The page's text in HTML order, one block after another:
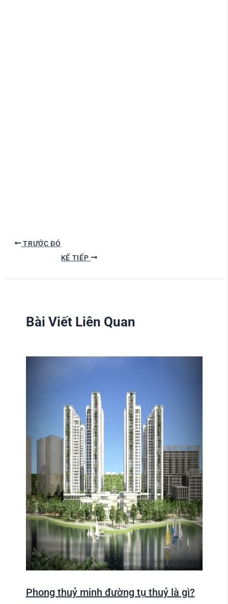
TRƯỚC ĐÓ
KẾ TIẾP
Bài Viết Liên Quan
Phong thuỷ minh đường tụ thuỷ là gì?